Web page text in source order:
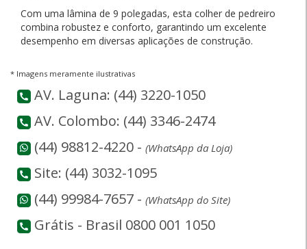
Com uma lâmina de 9 polegadas, esta colher de pedreiro
combina robustez e conforto, garantindo um excelente
desempenho em diversas aplicações de construção.
* Imagens meramente ilustrativas
AV. Laguna: (44) 3220-1050
AV. Colombo: (44) 3346-2474
(44) 98812-4220 - (WhatsApp da Loja)
Site: (44) 3032-1095
(44) 99984-7657 - (WhatsApp do Site)
Grátis - Brasil 0800 001 1050